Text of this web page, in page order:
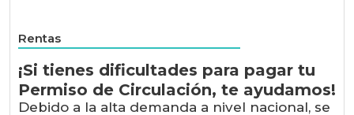
Rentas
¡Si tienes dificultades para pagar tu
Permiso de Circulación, te ayudamos!
Debido a la alta demanda a nivel nacional, se